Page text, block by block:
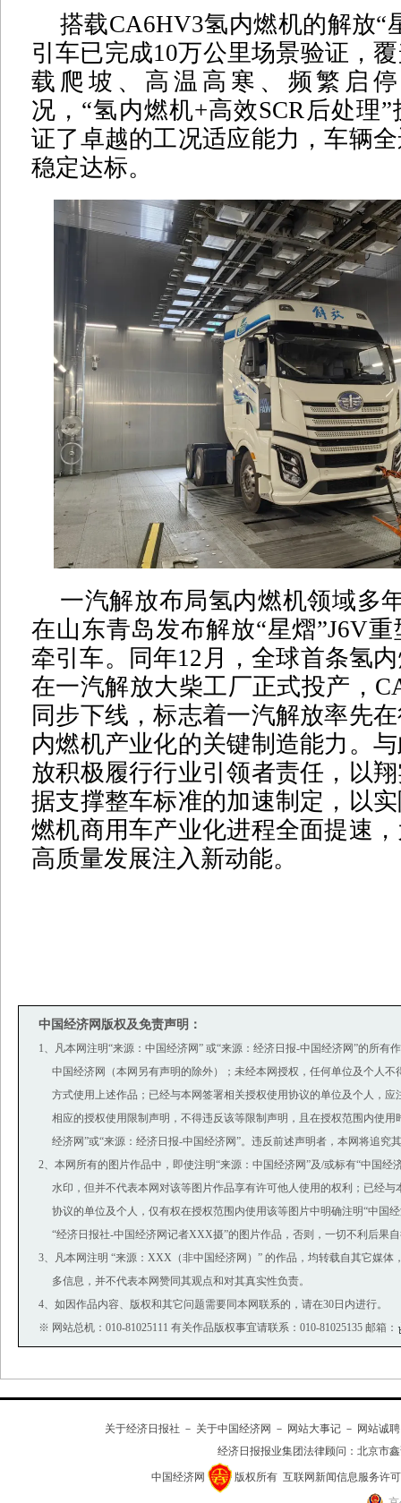
搭载CA6HV3氢内燃机的解放“
引车已完成10万公里场景验证，
载爬坡、高温高寒、频繁启
况，“氢内燃机+高效SCR后处理
证了卓越的工况适应能力，车辆
稳定达标。
一汽解放布局氢内燃机领域多
在山东青岛发布解放“星熠”J6V
牵引车。同年12月，全球首条氢
在一汽解放大柴工厂正式投产，
同步下线，标志着一汽解放率先
内燃机产业化的关键制造能力。
放积极履行行业引领者责任，以
据支撑整车标准的加速制定，以
燃机商用车产业化进程全面提速
高质量发展注入新动能。
中国经济网版权及免责声明：
1、凡本网注明“来源：中国经济网” 或“来源：经济日报-中国经济网”的所有
中国经济网（本网另有声明的除外）；未经本网授权，任何单位及个人不
方式使用上述作品；已经与本网签署相关授权使用协议的单位及个人，应
相应的授权使用限制声明，不得违反该等限制声明，且在授权范围内使用
经济网”或“来源：经济日报-中国经济网”。违反前述声明者，本网将追究
2、本网所有的图片作品中，即使注明“来源：中国经济网”及/或标有“中国经
水印，但并不代表本网对该等图片作品享有许可他人使用的权利；已经与
协议的单位及个人，仅有权在授权范围内使用该等图片中明确注明“中国
“经济日报社-中国经济网记者XXX摄”的图片作品，否则，一切不利后果
3、凡本网注明 “来源：XXX（非中国经济网）” 的作品，均转载自其它媒体
多信息，并不代表本网赞同其观点和对其真实性负责。
4、如因作品内容、版权和其它问题需要同本网联系的，请在30日内进行。
※ 网站总机：010-81025111 有关作品版权事宜请联系：010-81025135 邮箱：
关于经济日报社 － 关于中国经济网 － 网站大事记 － 网站诚聘
经济日报报业集团法律顾问： 北京市
中国经济网 版权所有 互联网新闻信息服务许可